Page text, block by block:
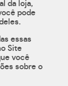
da loja,
pode
essas
Site
você
sobre o